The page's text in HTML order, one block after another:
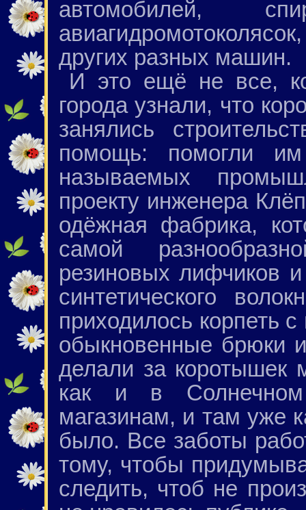
автомобилей,
других разных машин.
И это ещё не все,
города узнали, что
занялись
помощь: помогли им
называемых
проекту инженера
одёжная фабрика,
самой
резиновых лифчиков
синтетического
приходилось корпеть
обыкновенные брюки
делали за коротышек
как и в Солнечном
магазинам, и там уже
было. Все заботы
тому, чтобы
следить, чтоб не